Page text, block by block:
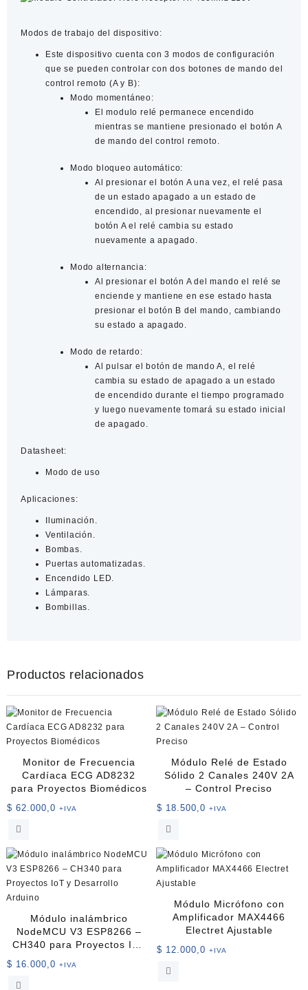
Modos de trabajo del dispositivo:
Este dispositivo cuenta con 3 modos de configuración
que se pueden controlar con dos botones de mando del
control remoto (A y B):
Modo momentáneo:
El modulo relé permanece encendido
mientras se mantiene presionado el botón A
de mando del control remoto.
Modo bloqueo automático:
Al presionar el botón A una vez, el relé pasa
de un estado apagado a un estado de
encendido, al presionar nuevamente el
botón A el relé cambia su estado
nuevamente a apagado.
Modo alternancia:
Al presionar el botón A del mando el relé se
enciende y mantiene en ese estado hasta
presionar el botón B del mando, cambiando
su estado a apagado.
Modo de retardo:
Al pulsar el botón de mando A, el relé
cambia su estado de apagado a un estado
de encendido durante el tiempo programado
y luego nuevamente tomará su estado inicial
de apagado.
Datasheet:
Modo de uso
Aplicaciones:
Iluminación.
Ventilación.
Bombas.
Puertas automatizadas.
Encendido LED.
Lámparas.
Bombillas.
Productos relacionados
Monitor de Frecuencia
Cardíaca ECG AD8232
para Proyectos Biomédicos
$ 62.000,0 +IVA
Módulo Relé de Estado
Sólido 2 Canales 240V 2A
– Control Preciso
$ 18.500,0 +IVA
Módulo inalámbrico
NodeMCU V3 ESP8266 –
CH340 para Proyectos IoT
$ 16.000,0 +IVA
Módulo Micrófono con
Amplificador MAX4466
Electret Ajustable
$ 12.000,0 +IVA